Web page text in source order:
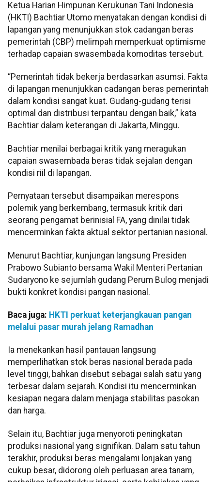
Ketua Harian Himpunan Kerukunan Tani Indonesia
(HKTI) Bachtiar Utomo menyatakan dengan kondisi di
lapangan yang menunjukkan stok cadangan beras
pemerintah (CBP) melimpah memperkuat optimisme
terhadap capaian swasembada komoditas tersebut.
“Pemerintah tidak bekerja berdasarkan asumsi. Fakta
di lapangan menunjukkan cadangan beras pemerintah
dalam kondisi sangat kuat. Gudang-gudang terisi
optimal dan distribusi terpantau dengan baik,” kata
Bachtiar dalam keterangan di Jakarta, Minggu.
Bachtiar menilai berbagai kritik yang meragukan
capaian swasembada beras tidak sejalan dengan
kondisi riil di lapangan.
Pernyataan tersebut disampaikan merespons
polemik yang berkembang, termasuk kritik dari
seorang pengamat berinisial FA, yang dinilai tidak
mencerminkan fakta aktual sektor pertanian nasional.
Menurut Bachtiar, kunjungan langsung Presiden
Prabowo Subianto bersama Wakil Menteri Pertanian
Sudaryono ke sejumlah gudang Perum Bulog menjadi
bukti konkret kondisi pangan nasional.
Baca juga: HKTI perkuat keterjangkauan pangan
melalui pasar murah jelang Ramadhan
Ia menekankan hasil pantauan langsung
memperlihatkan stok beras nasional berada pada
level tinggi, bahkan disebut sebagai salah satu yang
terbesar dalam sejarah. Kondisi itu mencerminkan
kesiapan negara dalam menjaga stabilitas pasokan
dan harga.
Selain itu, Bachtiar juga menyoroti peningkatan
produksi nasional yang signifikan. Dalam satu tahun
terakhir, produksi beras mengalami lonjakan yang
cukup besar, didorong oleh perluasan area tanam,